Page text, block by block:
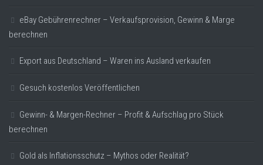
eBay Gebührenrechner – Verkaufsprovision, Gewinn & Marge
berechnen
Export aus Deutschland – Waren ins Ausland verkaufen
Gesuch kostenlos Veröffentlichen
Gewinn- & Margen-Rechner – Profit & Aufschlag pro Stück
berechnen
Gold als Inflationsschutz – Mythos oder Realität?